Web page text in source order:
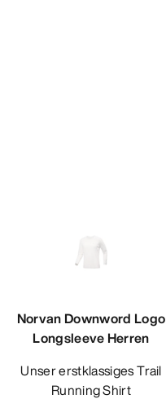
Norvan Downword Logo
Longsleeve Herren
Unser erstklassiges Trail
Running Shirt